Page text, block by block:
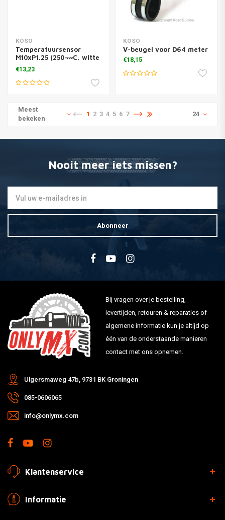
KOSO
Temperatuursensor
M10xP1.25 (250¬∞C, witte
connector)
€13,23
KOSO
V-beugel voor D64 meter
€18,15
Meest
bekeken
1 2 3 4 5 6 7 24
Nooit meer iets missen?
Abonneer
Bij vragen over je bestelling,
levertijden, retouren & reparaties of
algemene informatie kun je altijd op
één van de onderstaande manieren
contact met ons opnemen.
Ulgersmaweg 47b, 9731 BK Groningen
085-0606065
info@onlymx.com
Klantenservice
Informatie